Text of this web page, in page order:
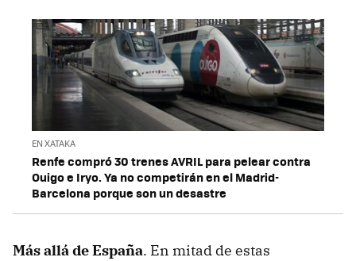
EN XATAKA
Renfe compró 30 trenes AVRIL para pelear contra
Ouigo e Iryo. Ya no competirán en el Madrid-
Barcelona porque son un desastre
Más allá de España. En mitad de estas